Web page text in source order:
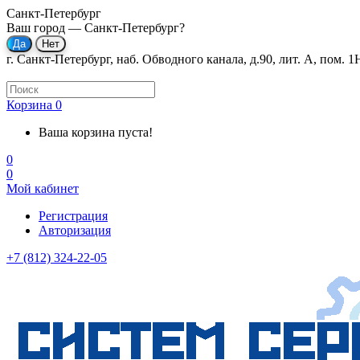
Санкт-Петербург
Ваш город — Санкт-Петербург?
г. Санкт-Петербург, наб. Обводного канала, д.90, лит. А, пом.
Корзина 0
Ваша корзина пуста!
0
0
Мой кабинет
Регистрация
Авторизация
+7 (812) 324-22-05